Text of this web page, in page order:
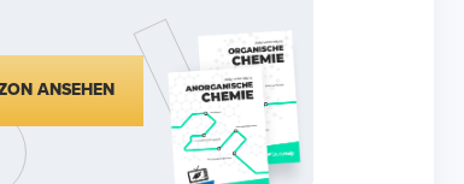
ANSEHEN